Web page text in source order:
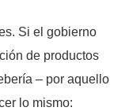
Si el gobierno
de productos
– por aquello
lo mismo: